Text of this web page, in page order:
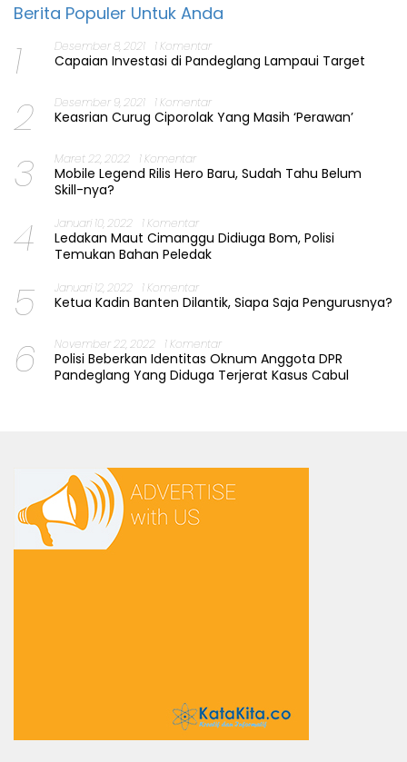
Berita Populer Untuk Anda
1 Desember 8, 2021 1 Komentar
Capaian Investasi di Pandeglang Lampaui Target
2 Desember 9, 2021 1 Komentar
Keasrian Curug Ciporolak Yang Masih ‘Perawan’
3 Maret 22, 2022 1 Komentar
Mobile Legend Rilis Hero Baru, Sudah Tahu Belum
Skill-nya?
4 Januari 10, 2022 1 Komentar
Ledakan Maut Cimanggu Didiuga Bom, Polisi
Temukan Bahan Peledak
5 Januari 12, 2022 1 Komentar
Ketua Kadin Banten Dilantik, Siapa Saja Pengurusnya?
6 November 22, 2022 1 Komentar
Polisi Beberkan Identitas Oknum Anggota DPR
Pandeglang Yang Diduga Terjerat Kasus Cabul